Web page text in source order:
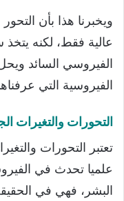
ويخبرنا هذا بأن
عالية فقط، لكنه
الفيروسي السائد
الفيروسية التي
التحورات والتغيرات
تعتبر التحورات
علميا تحدث في
البشر، فهي في